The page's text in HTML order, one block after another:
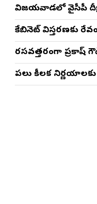
విజయవాడలో వైసీపీ దీక్షా
కేబినెట్ విస్తరణకు
రసవత్తరంగా ప్రకాష్
పలు కీలక